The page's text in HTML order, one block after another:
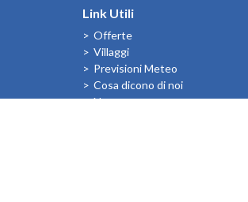
Link Utili
Offerte
Villaggi
Previsioni Meteo
Cosa dicono di noi
News